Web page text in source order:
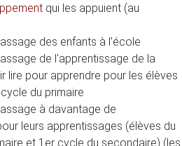
qui les appuient (au
des enfants à l'école
de l'apprentissage de la
lire pour apprendre pour les élèves
du primaire
à davantage de
leurs apprentissages (élèves du
et 1er cycle du secondaire) (les